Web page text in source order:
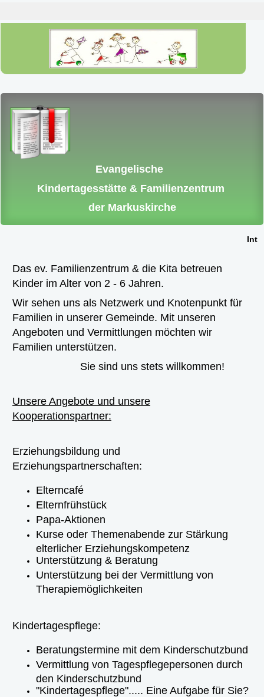
Evangelische
Kindertagesstätte & Familienzentrum
der Markuskirche
Das ev. Familienzentrum & die Kita betreuen
Kinder im Alter von 2 - 6 Jahren.
Wir sehen uns als Netzwerk und Knotenpunkt für
Familien in unserer Gemeinde. Mit unseren
Angeboten und Vermittlungen möchten wir
Familien unterstützen.
Sie sind uns stets willkommen!
Unsere Angebote und unsere
Kooperationspartner:
Erziehungsbildung und
Erziehungspartnerschaften:
Elterncafé
Elternfrühstück
Papa-Aktionen
Kurse oder Themenabende zur Stärkung
elterlicher Erziehungskompetenz
Unterstützung & Beratung
Unterstützung bei der Vermittlung von
Therapiemöglichkeiten
Kindertagespflege:
Beratungstermine mit dem Kinderschutzbund
Vermittlung von Tagespflegepersonen durch
den Kinderschutzbund
"Kindertagespflege"..... Eine Aufgabe für Sie?